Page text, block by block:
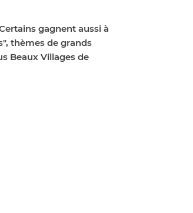
gagnent aussi à
thèmes de grands
Beaux Villages de